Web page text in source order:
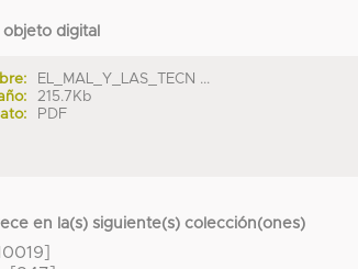
digital
EL_MAL_Y_LAS_TECN ...
215.7Kb
PDF
en la(s) siguiente(s) colección(ones)